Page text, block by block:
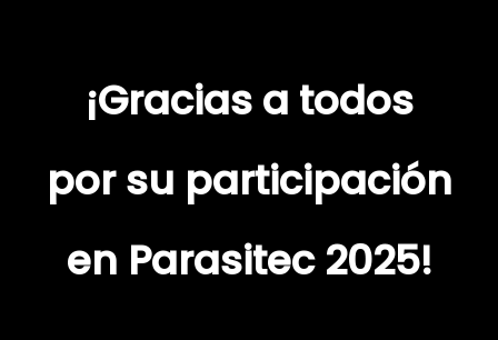
¡Gracias a todos
por su participación
en Parasitec 2025!